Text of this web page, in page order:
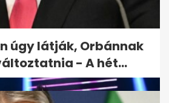
meccsen majmozó
feljelenti a
Curtist
úgy látják, Orbánnak
- A hét...